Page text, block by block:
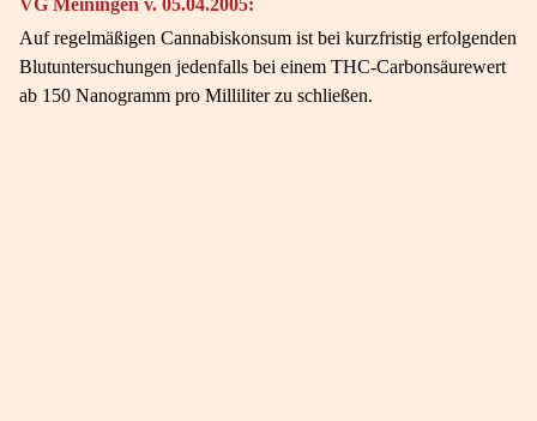
VG Meiningen v. 05.04.2005:
Auf regelmäßigen Cannabiskonsum ist bei kurzfristig erfolgenden
Blutuntersuchungen jedenfalls bei einem THC-Carbonsäurewert
ab 150 Nanogramm pro Milliliter zu schließen.